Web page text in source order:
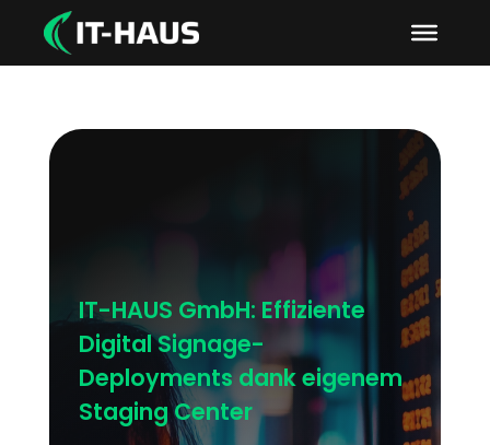
IT-HAUS GmbH: Effiziente
Digital Signage-
Deployments dank eigenem
Staging Center